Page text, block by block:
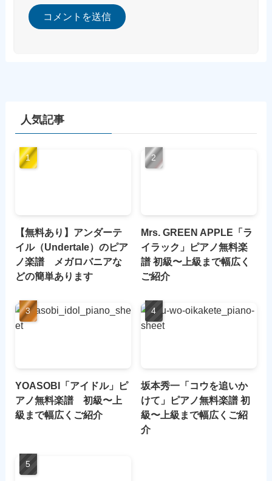
人気記事
【無料あり】アンダーテ
イル（Undertale）のピア
ノ楽譜 メガロバニアな
どの簡単あります
Mrs. GREEN APPLE「ラ
イラック」ピアノ無料楽
譜 初級〜上級まで幅広く
ご紹介
YOASOBI「アイドル」ピ
アノ無料楽譜 初級〜上
級まで幅広くご紹介
坂本秀一「コウを追いか
けて」ピアノ無料楽譜 初
級〜上級まで幅広くご紹
介